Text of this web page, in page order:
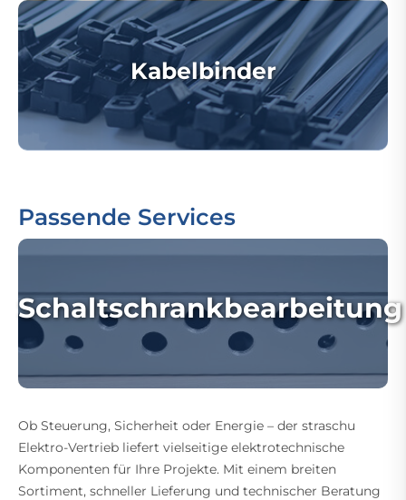
Kabelbinder
Passende Services
Schaltschrankbearbeitung
Ob Steuerung, Sicherheit oder Energie – der straschu
Elektro-Vertrieb liefert vielseitige elektrotechnische
Komponenten für Ihre Projekte. Mit einem breiten
Sortiment, schneller Lieferung und technischer Beratung